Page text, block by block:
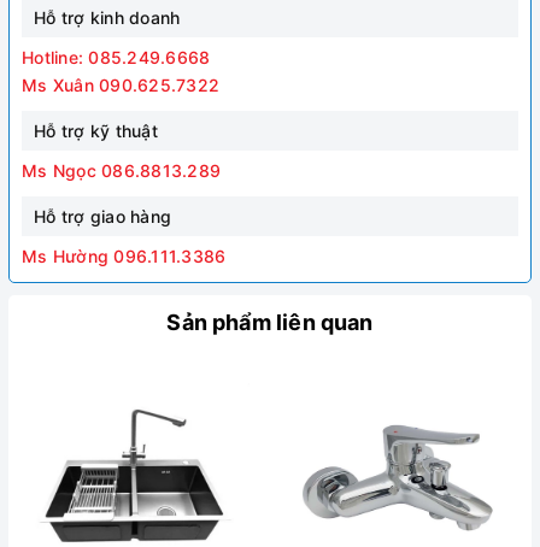
Hỗ trợ kinh doanh
Hotline: 085.249.6668
Ms Xuân 090.625.7322
Hỗ trợ kỹ thuật
Ms Ngọc 086.8813.289
Hỗ trợ giao hàng
Ms Hường 096.111.3386
Sản phẩm liên quan